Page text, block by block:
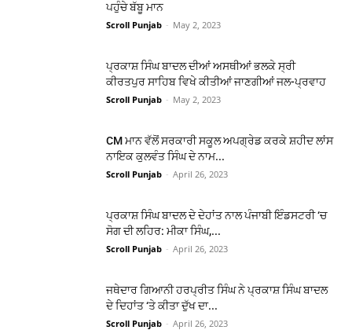
ਪਹੁੰਚੇ ਬੱਬੂ ਮਾਨ
Scroll Punjab - May 2, 2023
ਪ੍ਰਕਾਸ਼ ਸਿੰਘ ਬਾਦਲ ਦੀਆਂ ਅਸਥੀਆਂ ਭਲਕੇ ਸ੍ਰੀ
ਕੀਰਤਪੁਰ ਸਾਹਿਬ ਵਿਖੇ ਕੀਤੀਆਂ ਜਾਣਗੀਆਂ ਜਲ-ਪ੍ਰਵਾਹ
Scroll Punjab - May 2, 2023
CM ਮਾਨ ਵੱਲੋਂ ਸਰਕਾਰੀ ਸਕੂਲ ਅਪਗ੍ਰੇਡ ਕਰਕੇ ਸ਼ਹੀਦ ਲਾਂਸ
ਨਾਇਕ ਕੁਲਵੰਤ ਸਿੰਘ ਦੇ ਨਾਮ...
Scroll Punjab - April 26, 2023
ਪ੍ਰਕਾਸ਼ ਸਿੰਘ ਬਾਦਲ ਦੇ ਦੇਹਾਂਤ ਨਾਲ ਪੰਜਾਬੀ ਇੰਡਸਟਰੀ ‘ਚ
ਸੋਗ ਦੀ ਲਹਿਰ: ਮੀਕਾ ਸਿੰਘ,...
Scroll Punjab - April 26, 2023
ਜਥੇਦਾਰ ਗਿਆਨੀ ਹਰਪ੍ਰੀਤ ਸਿੰਘ ਨੇ ਪ੍ਰਕਾਸ਼ ਸਿੰਘ ਬਾਦਲ
ਦੇ ਦਿਹਾਂਤ ‘ਤੇ ਕੀਤਾ ਦੁੱਖ ਦਾ...
Scroll Punjab - April 26, 2023